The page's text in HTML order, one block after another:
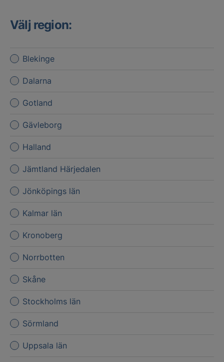
Välj region:
Blekinge
Dalarna
Gotland
Gävleborg
Halland
Jämtland Härjedalen
Jönköpings län
Kalmar län
Kronoberg
Norrbotten
Skåne
Stockholms län
Sörmland
Uppsala län